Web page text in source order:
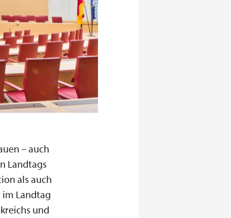
– auch
Landtags
als auch
Landtag
und